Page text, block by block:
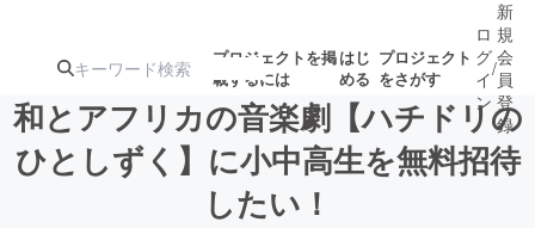
プロジェクトを掲
載するには
はじ
める
プロジェクト
をさがす
注目の新着プロ 募集終了が近いプ
ロ
グ
イ
ン
/
新
規
会
員
登
録
和とアフリカの音楽劇【ハチドリの
ひとしずく】に小中高生を無料招待
したい！